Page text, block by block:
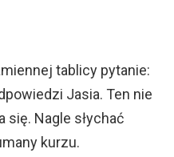
tablicy pytanie:
Jasia. Ten nie
się. Nagle słychać
kurzu.